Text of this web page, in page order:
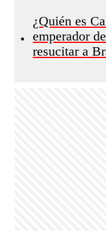
•
¿Quién es
emperador
resucitar a